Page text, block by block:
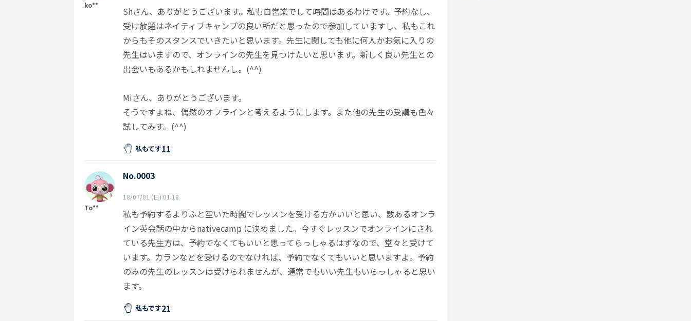
ko**
Shさん、ありがとうございます。私も自営業でして時間はあるわけです。予約なし、
受け放題はネイティブキャンプの良い所だと思ったので参加していますし、私もこれ
からもそのスタンスでいきたいと思います。先生に関しても他に何人かお気に入りの
先生はいますので、オンラインの先生を見つけたいと思います。新しく良い先生との
出会いもあるかもしれませんし。(^^)
Miさん、ありがとうございます。
そうですよね、偶然のオフラインと考えるようにします。また他の先生の受講も色々
試してみす。(^^)
私もです11
To**
No.0003
18/07/01 (日) 01:18
私も予約するよりふと空いた時間でレッスンを受ける方がいいと思い、数あるオンラ
イン英会話の中からnativecamp に決めました。今すぐレッスンでオンラインにされ
ている先生方は、予約でなくてもいいと思ってらっしゃるはずなので、堂々と受けて
います。カランなどを受けるのでなければ、予約でなくてもいいと思いますよ。予約
のみの先生のレッスンは受けられませんが、通常でもいい先生もいらっしゃると思い
ます。
私もです21